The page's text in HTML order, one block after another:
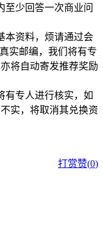
至少回答一次商业问
本资料，烦请通过会
实邮编，我们将有专
将自动寄发推荐奖励
有专人进行核实，如
实，将取消其兑换资
打赏赞(0)